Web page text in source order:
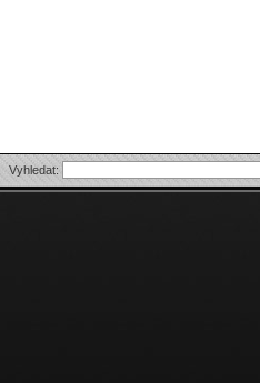
Vyhledat: